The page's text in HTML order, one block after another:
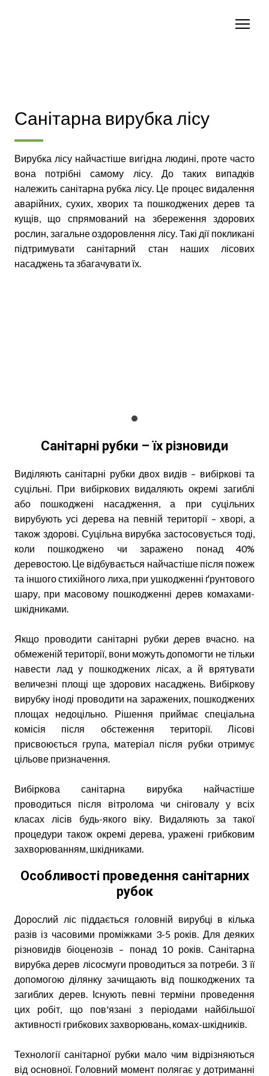
Санітарна вирубка лісу
Вирубка лісу найчастіше вигідна людині, проте часто
вона потрібні самому лісу. До таких випадків
належить санітарна рубка лісу. Це процес видалення
аварійних, сухих, хворих та пошкоджених дерев та
кущів, що спрямований на збереження здорових
рослин, загальне оздоровлення лісу. Такі дії покликані
підтримувати санітарний стан наших лісових
насаджень та збагачувати їх.
Санітарні рубки – їх різновиди
Виділяють санітарні рубки двох видів – вибіркові та
суцільні. При вибіркових видаляють окремі загиблі
або пошкоджені насадження, а при суцільних
вирубують усі дерева на певній території – хворі, а
також здорові. Суцільна вирубка застосовується тоді,
коли пошкоджено чи заражено понад 40%
деревостою. Це відбувається найчастіше після пожеж
та іншого стихійного лиха, при ушкодженні ґрунтового
шару, при масовому пошкодженні дерев комахами-
шкідниками.
Якщо проводити санітарні рубки дерев вчасно. на
обмеженій території, вони можуть допомогти не тільки
навести лад у пошкоджених лісах, а й врятувати
величезні площі ще здорових насаджень. Вибіркову
вирубку іноді проводити на заражених, пошкоджених
площах недоцільно. Рішення приймає спеціальна
комісія після обстеження території. Лісові
присвоюється група, матеріал після рубки отримує
цільове призначення.
Вибіркова санітарна вирубка найчастіше
проводиться після вітролома чи сніговалу у всіх
класах лісів будь-якого віку. Видаляють за такої
процедури також окремі дерева, уражені грибковим
захворюванням, шкідниками.
Особливості проведення санітарних
рубок
Дорослий ліс піддається головній вирубці в кілька
разів із часовими проміжками 3-5 років. Для деяких
різновидів біоценозів – понад 10 років. Санітарна
вирубка дерев лісосмуги проводиться за потреби. З її
допомогою ділянку зачищають від пошкоджених та
загиблих дерев. Існують певні терміни проведення
цих робіт, що пов'язані з періодами найбільшої
активності грибкових захворювань, комах-шкідників.
Технології санітарної рубки мало чим відрізняються
від основної. Головний момент полягає у дотриманні